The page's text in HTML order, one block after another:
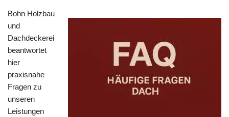
Bohn Holzbau
und
Dachdeckerei
beantwortet
hier
praxisnahe
Fragen zu
unseren
Leistungen